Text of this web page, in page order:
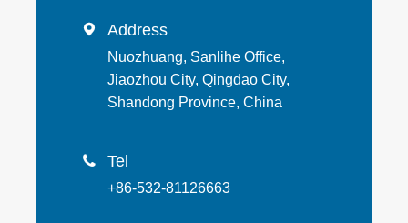
 Address
Nuozhuang, Sanlihe Office,
Jiaozhou City, Qingdao City,
Shandong Province, China
 Tel
+86-532-81126663